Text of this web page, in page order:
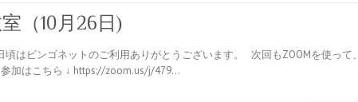
（10月26日)
はビンゴネットのご利用ありがとうございます。 次回もZOOMを使って、
加はこちら ↓ https://zoom.us/j/479…